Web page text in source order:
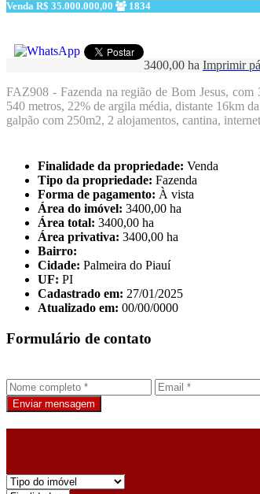
Venda R$ 35.000.000,00 1834
3400,00 ha Imprimir
FAZ908 - Fazenda na região de Bom Jesus, com
540 metros, 22% de argila média, distante 16km
galpão com 250m2, 2 alojamentos, cantina,
Finalidade da propriedade: Venda
Tipo da propriedade: Fazenda
Forma de pagamento: À vista
Área do imóvel: 3400,00 ha
Área total: 3400,00 ha
Área privativa: 3400,00 ha
Bairro:
Cidade: Palmeira do Piauí
UF: PI
Cadastrado em: 27/01/2025
Atualizado em: 00/00/0000
Formulário de contato
Enviar mensagem